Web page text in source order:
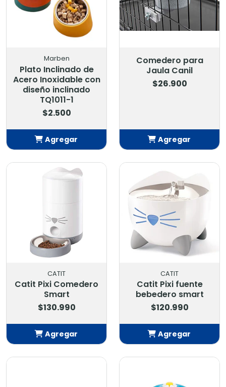
Marben
Plato Inclinado de
Acero Inoxidable con
diseño inclinado
TQ1011-1
$2.500
Agregar
Comedero para
Jaula Canil
$26.900
Agregar
CATIT
Catit Pixi Comedero
Smart
$130.990
Agregar
Añadido
CATIT
Catit Pixi fuente
bebedero smart
$120.990
Agregar
Añadido